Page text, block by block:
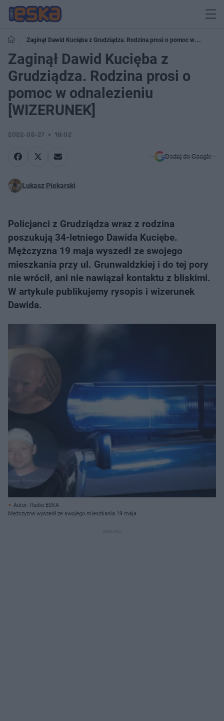
Zaginął Dawid Kucięba z Grudziądza. Rodzina prosi o pomoc w
odnalezieniu [WIZERUNEK]
Zaginął Dawid Kucięba z
Grudziądza. Rodzina prosi o
pomoc w odnalezieniu
[WIZERUNEK]
2022-05-27 16:02
Dodaj do Google
Łukasz Piekarski
Policjanci z Grudziądza wraz z rodzina
poszukują 34-letniego Dawida Kuciębe.
Mężczyzna 19 maja wyszedł ze swojego
mieszkania przy ul. Grunwaldzkiej i do tej pory
nie wrócił, ani nie nawiązał kontaktu z bliskimi.
W artykule publikujemy rysopis i wizerunek
Dawida.
Autor: Radio ESKA
Mężczyzna wyszedł ze swojego mieszkania 19 maja